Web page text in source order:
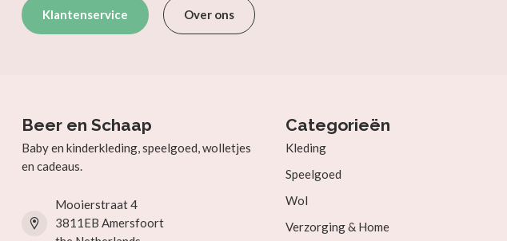
Klantenservice Over ons
Beer en Schaap
Baby en kinderkleding, speelgoed, wolletjes
en cadeaus.
Mooierstraat 4
3811EB Amersfoort
Categorieën
Kleding
Speelgoed
Wol
Verzorging & Home